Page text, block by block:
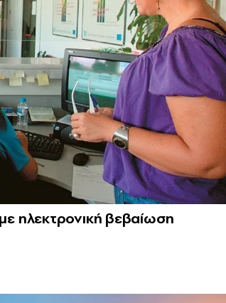
ηλεκτρονική βεβαίωση